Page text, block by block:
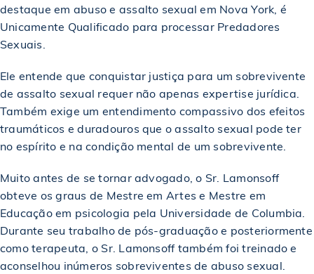
destaque em abuso e assalto sexual em Nova York, é
Unicamente Qualificado para processar Predadores
Sexuais.
Ele entende que conquistar justiça para um sobrevivente
de assalto sexual requer não apenas expertise jurídica.
Também exige um entendimento compassivo dos efeitos
traumáticos e duradouros que o assalto sexual pode ter
no espírito e na condição mental de um sobrevivente.
Muito antes de se tornar advogado, o Sr. Lamonsoff
obteve os graus de Mestre em Artes e Mestre em
Educação em psicologia pela Universidade de Columbia.
Durante seu trabalho de pós-graduação e posteriormente
como terapeuta, o Sr. Lamonsoff também foi treinado e
aconselhou inúmeros sobreviventes de abuso sexual.